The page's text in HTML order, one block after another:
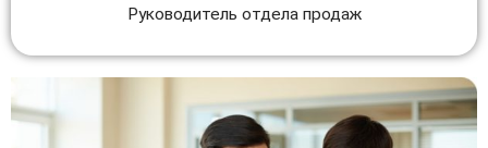
Руководитель отдела продаж